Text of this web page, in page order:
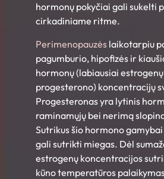
hormonų pokyčiai gali sukelti
cirkadiniame ritme.
Perimenopauzės laikotarpiu
pagumburio, hipofizės ir
hormonų (labiausiai
progesterono) koncentracijų
Progesteronas yra lytinis
raminamųjų bei nerimą
Sutrikus šio hormono
gali sutrikti miegas. Dėl
estrogenų koncentracijos
kūno temperatūros